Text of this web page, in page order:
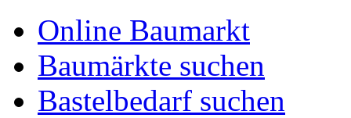
Online Baumarkt
Baumärkte suchen
Bastelbedarf suchen